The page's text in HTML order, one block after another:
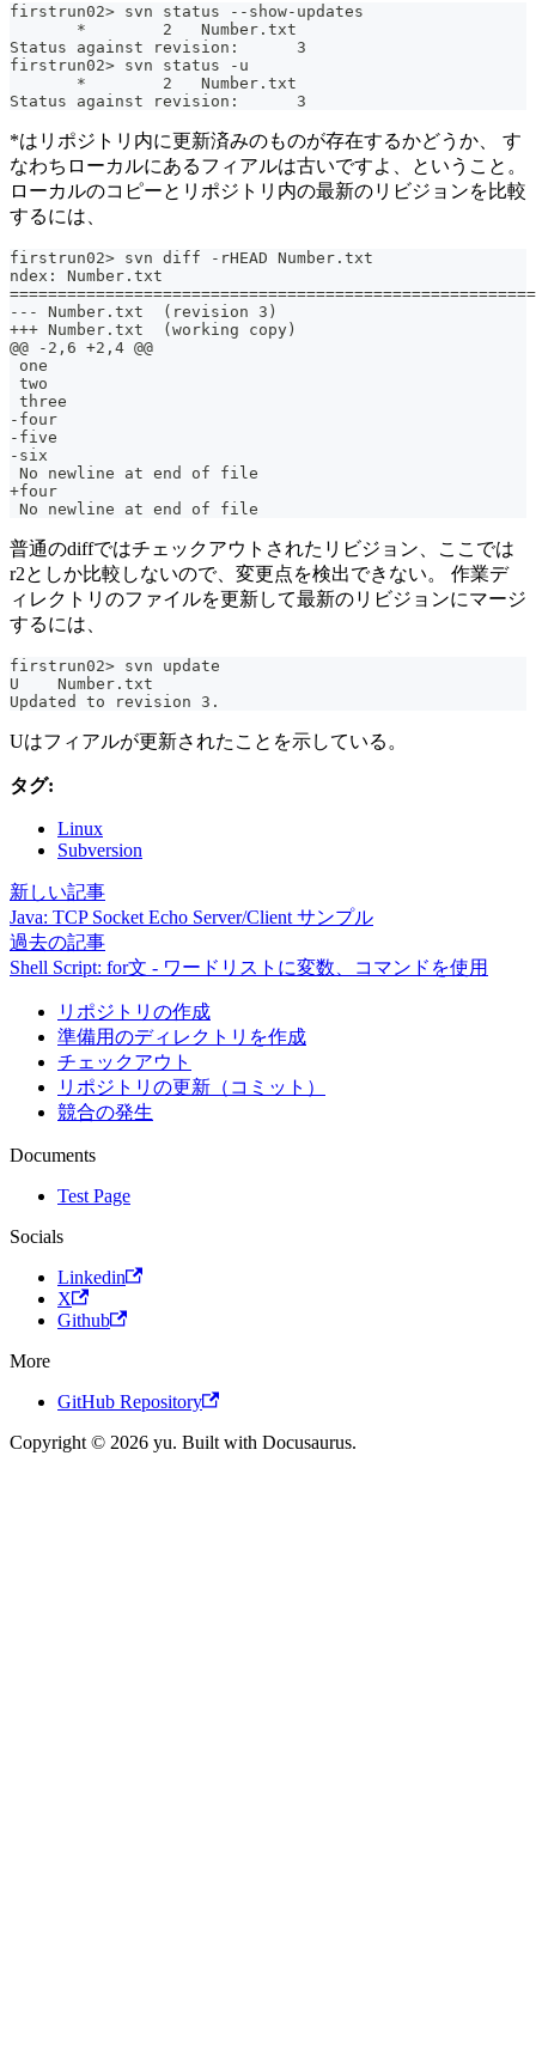
firstrun02> svn status --show-updates
       *        2   Number.txt
Status against revision:      3
firstrun02> svn status -u
       *        2   Number.txt
Status against revision:      3
*はリポジトリ内に更新済みのものが存在するかどうか、 す
なわちローカルにあるフィアルは古いですよ、ということ。
ローカルのコピーとリポジトリ内の最新のリビジョンを比較
するには、
firstrun02> svn diff -rHEAD Number.txt
ndex: Number.txt
--- Number.txt	(revision 3)
+++ Number.txt	(working copy)
@@ -2,6 +2,4 @@
one
two
three
-four
-five
-six
No newline at end of file
+four
No newline at end of file
普通のdiffではチェックアウトされたリビジョン、ここでは
r2としか比較しないので、変更点を検出できない。 作業デ
ィレクトリのファイルを更新して最新のリビジョンにマージ
するには、
firstrun02> svn update
U    Number.txt
Updated to revision 3.
Uはフィアルが更新されたことを示している。
タグ:
Linux
Subversion
新しい記事
Java: TCP Socket Echo Server/Client サンプル
過去の記事
Shell Script: for文 - ワードリストに変数、コマンドを使用
リポジトリの作成
準備用のディレクトリを作成
チェックアウト
リポジトリの更新（コミット）
競合の発生
Documents
Test Page
Socials
Linkedin
X
Github
More
GitHub Repository
Copyright © 2026 yu. Built with Docusaurus.